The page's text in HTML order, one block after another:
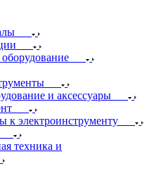
и аксессуары
к электроинструменту
техника и